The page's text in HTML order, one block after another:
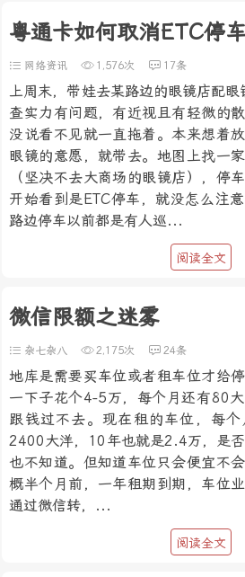
粤通卡如何取消ETC停
网络资讯 1,576次 17条
上周末，带娃去某路边的眼镜店配
查实力有问题，有近视且有轻微的
没说看不见就一直拖着。本来想着
眼镜的意愿，就带去。地图上找一
（坚决不去大商场的眼镜店），停
开始看到是ETC停车，就没怎么注
路边停车以前都是有人巡...
阅读全文
微信限额之迷雾
杂七杂八 2,175次 24条
地库是需要买车位或者租车位才给
一下子花个4-5万，每个月还有80
跟钱过不去。现在租的车位，每
2400大洋，10年也就是2.4万，是
也不知道。但知道车位只会便宜不
概半个月前，一年租期到期，车位
通过微信转，...
阅读全文